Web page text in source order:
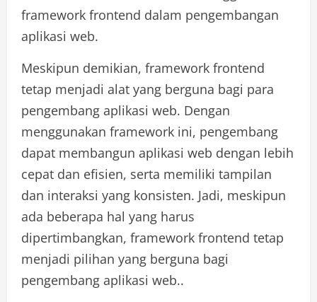
framework frontend dalam pengembangan
aplikasi web.
Meskipun demikian, framework frontend
tetap menjadi alat yang berguna bagi para
pengembang aplikasi web. Dengan
menggunakan framework ini, pengembang
dapat membangun aplikasi web dengan lebih
cepat dan efisien, serta memiliki tampilan
dan interaksi yang konsisten. Jadi, meskipun
ada beberapa hal yang harus
dipertimbangkan, framework frontend tetap
menjadi pilihan yang berguna bagi
pengembang aplikasi web..